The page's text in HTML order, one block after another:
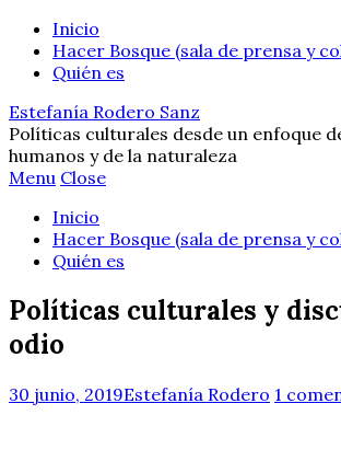
Inicio
Hacer Bosque (sala de prensa y
Quién es
Estefanía Rodero Sanz
Políticas culturales desde un enfoque
humanos y de la naturaleza
Menu Close
Inicio
Hacer Bosque (sala de prensa y
Quién es
Políticas culturales y
odio
30 junio, 2019Estefanía Rodero 1